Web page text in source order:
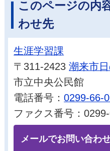
このページの内
わせ先
生涯学習課
〒311-2423潮来市
市立中央公民館
電話番号：0299-66-
ファクス番号：
メールでお問い合わ